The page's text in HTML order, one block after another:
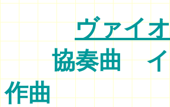
ヴァイ
協奏曲 イ
作